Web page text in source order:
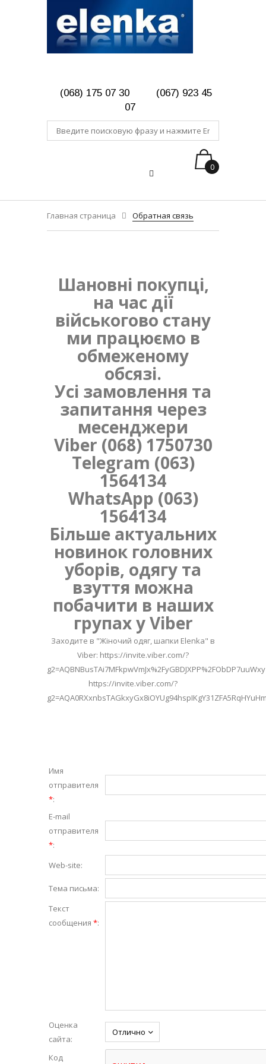
(068) 175 07 30
(067) 923 45
07
0
Главная страница Обратная связь
Шановні покупці,
на час дії
військогово стану
ми працюємо в
обмеженому
обсязі.
Усі замовлення та
запитання через
месенджери
Viber (068) 1750730
Telegram (063)
1564134
WhatsApp (063)
1564134
Більше актуальних
новинок головних
уборів, одягу та
взуття можна
побачити в наших
групах у Viber
Заходите в "Жіночий одяг, шапки Elenka" в
Viber: https://invite.viber.com/?
https://invite.viber.com/?
Имя
отправителя
*:
E-mail
отправителя
*:
Web-site:
Тема письма:
Текст
сообщения *:
Оценка
сайта:
Код